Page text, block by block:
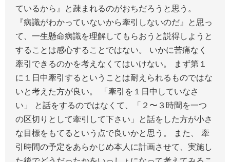
ているから』と疎まれるのがおちだろうと思う。
『病識がわかっていないから牽引しないのだ』と思っ
て、一生懸命病識を理解してもらおうと説得しようと
することは感心することではない。 いかに苦痛なく
牽引できるのかを考えなくてはいけない。 まず第１
に１日中牽引するということは耐えられるものではな
いと考えた方が良い。 「牽引を１日中していなさ
い」 と話をするのではなくて、「２〜３時間を一つ
の区切りとして牽引して下さい」と話をした方が小さ
な目標をもてるという点で良いかと思う。 また、 牽
引時間の予定をあらかじめ本人に計画させて、実施し